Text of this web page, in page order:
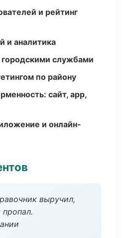
и рейтинг
и аналитика
городскими службами
по району
сайт, app,
и онлайн-
выручил,
пропал.